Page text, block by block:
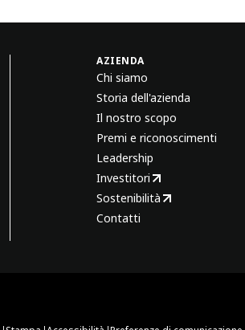
AZIENDA
Chi siamo
Storia dell'azienda
Il nostro scopo
Premi e riconoscimenti
Leadership
Investitori
Sostenibilità
Contatti